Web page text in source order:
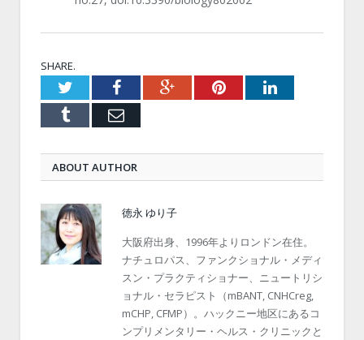
SHARE.
TwitterFacebookGoogle+PinterestLinkedIn
Tumblr Email
ABOUT AUTHOR
徳永 ゆり子
大阪府出身、1996年よりロンドン在住。
ナチュロパス、ファンクショナル・メディ
スン・プラクティショナー、ニュートリシ
ョナル・セラピスト（mBANT, CNHCreg,
mCHP, CFMP）。ハックニー地区にあるコ
ンプリメンタリー・ヘルス・クリニックと